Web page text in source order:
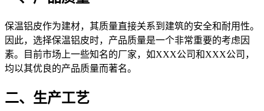
保温铝皮作为建材，其质量直接关系到建筑的安全和耐用性。
因此，选择保温铝皮时，产品质量是一个非常重要的考虑因
素。目前市场上一些知名的厂家，如XXX公司和XXX公司，
均以其优良的产品质量而著名。
二、生产工艺